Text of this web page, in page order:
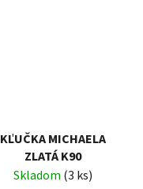
KĽUČKA MICHAELA
ZLATÁ K90
Skladom (3 ks)